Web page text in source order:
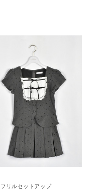
リルセットアップ